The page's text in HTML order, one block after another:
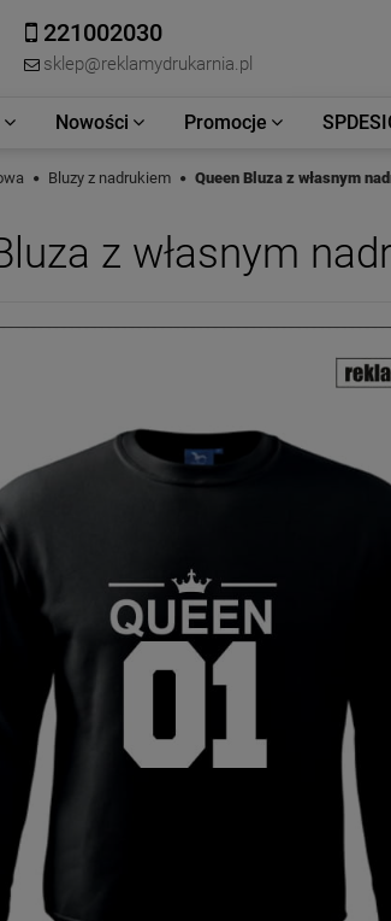
221002030
sklep@reklamydrukarnia.pl
Nowości Promocje
Bluzy z nadrukiem Queen Bluza z własnym
z własnym